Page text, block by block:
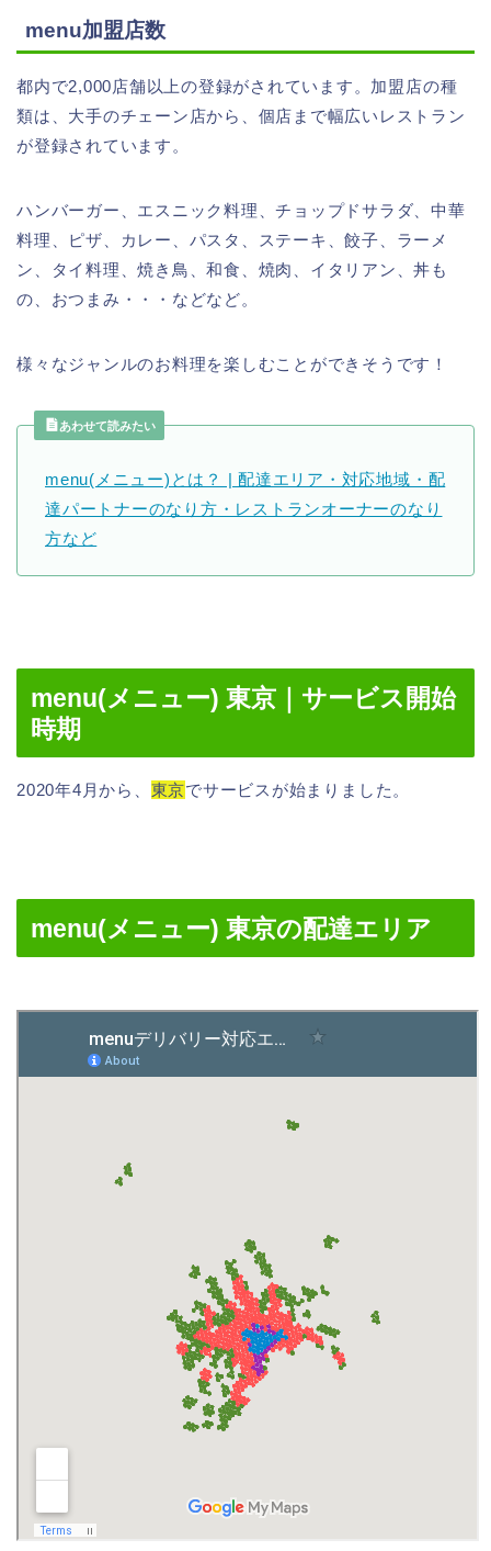
menu加盟店数
都内で2,000店舗以上の登録がされています。加盟店の種
類は、大手のチェーン店から、個店まで幅広いレストラン
が登録されています。
ハンバーガー、エスニック料理、チョップドサラダ、中華
料理、ピザ、カレー、パスタ、ステーキ、餃子、ラーメ
ン、タイ料理、焼き鳥、和食、焼肉、イタリアン、丼も
の、おつまみ・・・などなど。
様々なジャンルのお料理を楽しむことができそうです！
あわせて読みたい
menu(メニュー)とは？ | 配達エリア・対応地域・配
達パートナーのなり方・レストランオーナーのなり
方など
menu(メニュー) 東京｜サービス開始
時期
2020年4月から、 東京でサービスが始まりました。
menu(メニュー) 東京の配達エリア